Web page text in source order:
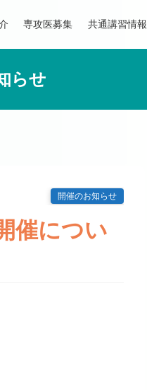
専攻医募集 共通講習情報
らせ
開催のお知らせ
催につい